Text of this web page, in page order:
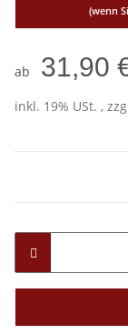
(wenn
ab 31,90
inkl. 19% USt. ,